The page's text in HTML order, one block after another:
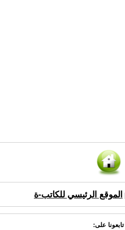
الموقع الرئيسي للكاتب-ة
تابعونا على: